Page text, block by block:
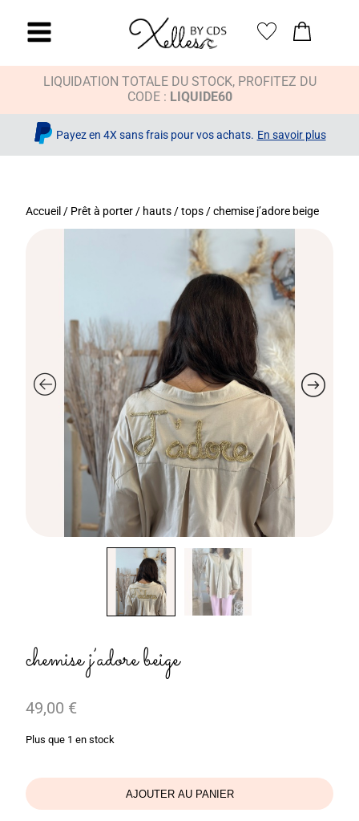
LIQUIDATION TOTALE DU STOCK, PROFITEZ DU
CODE : LIQUIDE60
Payez en 4X sans frais pour vos achats. En savoir plus
Accueil / Prêt à porter / hauts / tops / chemise j’adore beige
chemise j’adore beige
49,00 €
Plus que 1 en stock
AJOUTER AU PANIER